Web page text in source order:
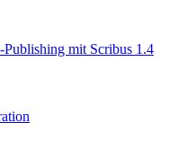
mit Scribus 1.4